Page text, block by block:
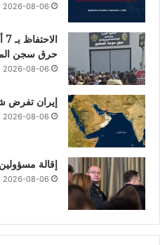
2026-08-06
حرق سجن
2026-08-06
إيران تفرض
2026-08-06
إقالة
2026-08-06